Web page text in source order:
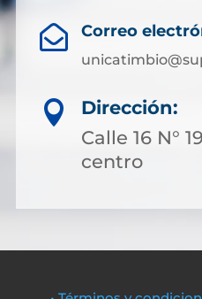
 Correo

Dirección:
Calle 16 N°
centro